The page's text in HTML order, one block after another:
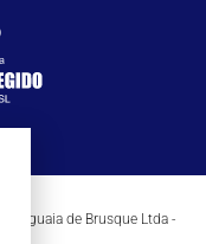
Araguaia de Brusque Ltda -
82